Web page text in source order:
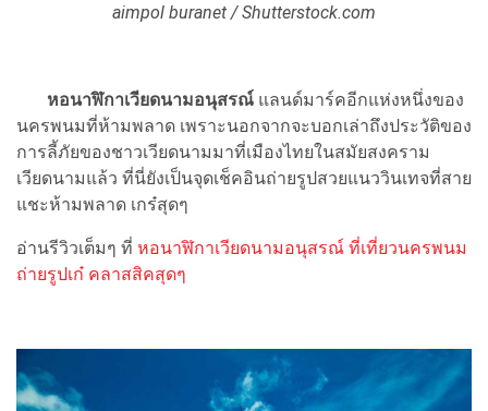
aimpol buranet / Shutterstock.com
หอนาฬิกาเวียดนามอนุสรณ์ แลนด์มาร์คอีกแห่งหนึ่งของ
นครพนมที่ห้ามพลาด เพราะนอกจากจะบอกเล่าถึงประวัติของ
การลี้ภัยของชาวเวียดนามมาที่เมืองไทยในสมัยสงคราม
เวียดนามแล้ว ที่นี่ยังเป็นจุดเช็คอินถ่ายรูปสวยแนววินเทจที่สาย
แชะห้ามพลาด เกร๋สุดๆ
อ่านรีวิวเต็มๆ ที่ หอนาฬิกาเวียดนามอนุสรณ์ ที่เที่ยวนครพนม
ถ่ายรูปเก๋ คลาสสิคสุดๆ